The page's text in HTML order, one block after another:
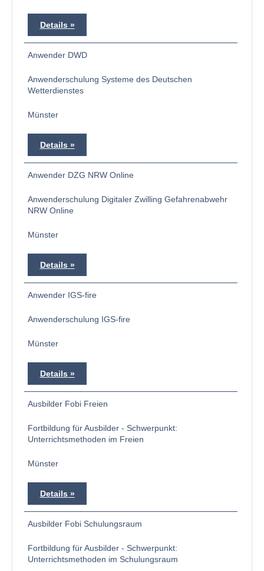
Details
Anwender DWD
Anwenderschulung Systeme des Deutschen
Wetterdienstes
Münster
Details
Anwender DZG NRW Online
Anwenderschulung Digitaler Zwilling Gefahrenabwehr
NRW Online
Münster
Details
Anwender IGS-fire
Anwenderschulung IGS-fire
Münster
Details
Ausbilder Fobi Freien
Fortbildung für Ausbilder - Schwerpunkt:
Unterrichtsmethoden im Freien
Münster
Details
Ausbilder Fobi Schulungsraum
Fortbildung für Ausbilder - Schwerpunkt:
Unterrichtsmethoden im Schulungsraum